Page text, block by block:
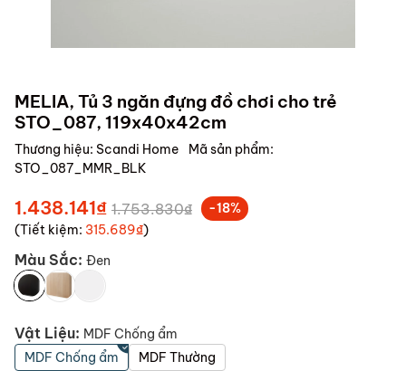
MELIA, Tủ 3 ngăn đựng đồ chơi cho trẻ
STO_087, 119x40x42cm
Thương hiệu: Scandi Home
Mã sản phẩm:
STO_087_MMR_BLK
1.438.141₫ 1.753.830₫
-18%
(Tiết kiệm: 315.689₫)
Màu Sắc: Đen
Vật Liệu: MDF Chống ẩm
MDF Chống ẩm
MDF Thường